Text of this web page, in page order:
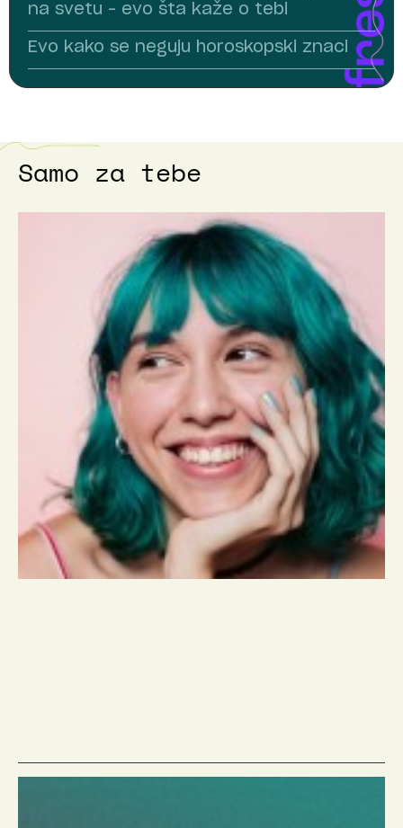
na svetu – evo šta kaže o tebi
Evo kako se neguju horoskopski znaci
Samo za tebe